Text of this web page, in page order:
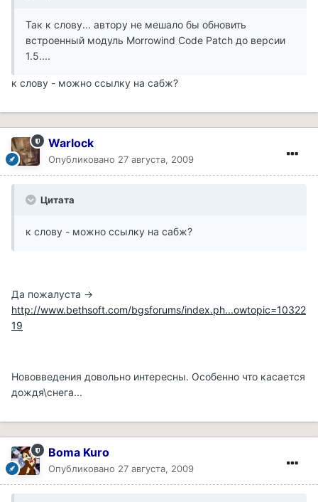
Так к слову... автору не мешало бы обновить
встроенный модуль Morrowind Code Patch до версии
1.5....
к слову - можно ссылку на сабж?
Warlock
Опубликовано 27 августа, 2009
Цитата
к слову - можно ссылку на сабж?
Да пожалуста ->
http://www.bethsoft.com/bgsforums/index.ph...owtopic=10322
19
Нововведения довольно интересны. Особенно что касается
дождя\снега...
Boma Kuro
Опубликовано 27 августа, 2009